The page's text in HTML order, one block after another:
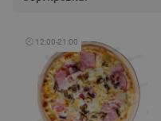
🕘 12:00-21:00